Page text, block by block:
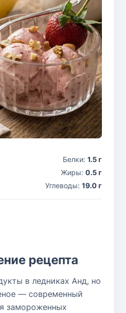
Белки: 1.5 г
Жиры: 0.5 г
Углеводы: 19.0 г
рецепта
в ледниках Анд, но
— современный
замороженных